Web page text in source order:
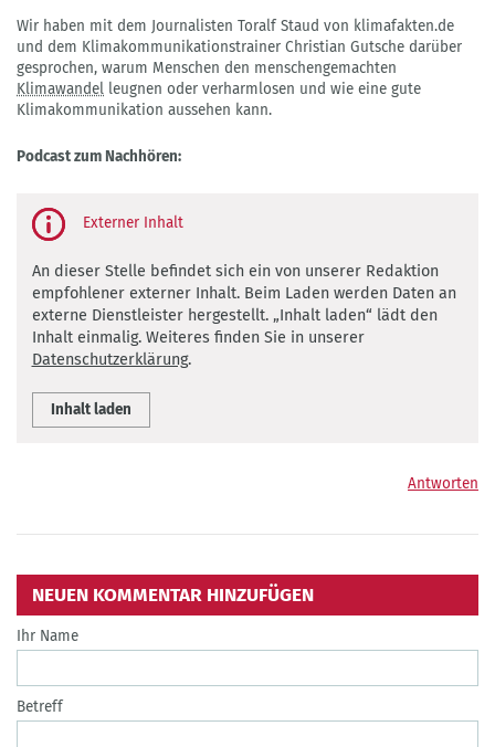
Wir haben mit dem Journalisten Toralf Staud von klimafakten.de
und dem Klimakommunikationstrainer Christian Gutsche darüber
gesprochen, warum Menschen den menschengemachten
Klimawandel leugnen oder verharmlosen und wie eine gute
Klimakommunikation aussehen kann.
Podcast zum Nachhören:
party
content
An dieser Stelle befindet sich ein von unserer Redaktion
empfohlener externer Inhalt. Beim Laden werden Daten an
externe Dienstleister hergestellt. „Inhalt laden“ lädt den
Inhalt einmalig. Weiteres finden Sie in unserer
Datenschutzerklärung.
Inhalt laden
Antworten
NEUEN KOMMENTAR HINZUFÜGEN
Ihr Name
Betreff